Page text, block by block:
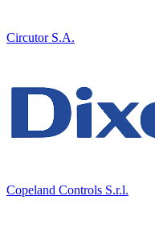
Circutor S.A.
Copeland Controls S.r.l.